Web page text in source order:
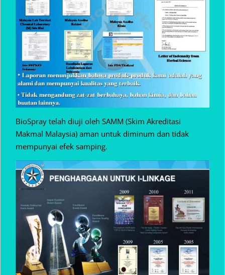
BioSpray telah diuji oleh SAMM (Skim Akreditasi
Makmal Malaysia) aman untuk diminum dan tidak
mempunyai efek samping.